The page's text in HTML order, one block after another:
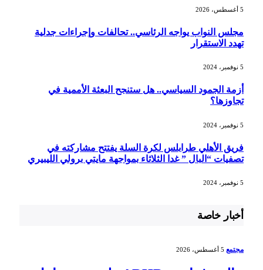
مجلس النواب يواجه الرئاسي.. تحالفات وإجراءات جدلية
تهدد الاستقرار
أزمة الجمود السياسي.. هل ستنجح البعثة الأممية في
تجاوزها؟
فريق الأهلي طرابلس لكرة السلة يفتتح مشاركته في
تصفيات “البال ” غدا الثلاثاء بمواجهة مايتي برولي الليبيري
أخبار خاصة
مجتمع 5 أغسطس، 2026